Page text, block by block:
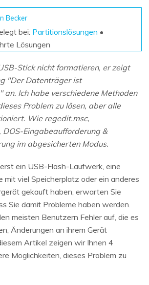
kostenlos
gel?schte Daten kostenlos
Becker
bei: Partitionslösungen •
Lösungen
Stick nicht formatieren, er zeigt
"Der Datenträger ist
an. Ich habe verschiedene Methoden
Problem zu lösen, aber alle
Wie regedit.msc,
DOS-Eingabeaufforderung &
im abgesicherten Modus.
ein USB-Flash-Laufwerk, eine
viel Speicherplatz oder ein anderes
gekauft haben, erwarten Sie
Sie damit Probleme haben werden.
meisten Benutzern Fehler auf, die es
Änderungen an ihrem Gerät
Artikel zeigen wir Ihnen 4
Möglichkeiten, dieses Problem zu